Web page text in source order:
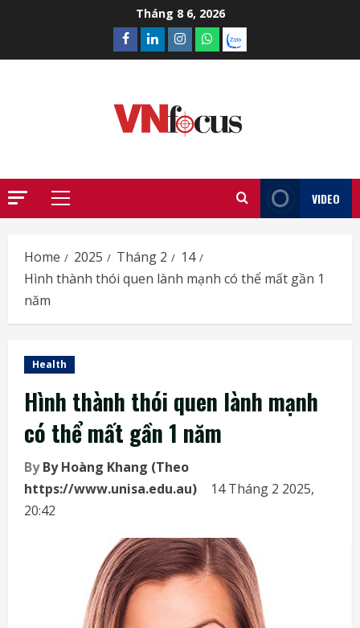
Tháng 8 6, 2026
Facebook
LinkedinInstagram
What’sapp
Zalo
Primary
VIDEO
Home 2025 Tháng 2
14
Hình thành thói quen lành mạnh có thể mất gần 1
năm
Health
Hình thành thói quen lành mạnh
có thể mất gần 1 năm
ByBy Hoàng Khang (Theo
https://www.unisa.edu.au)
14 Tháng 2 2025,
20:42